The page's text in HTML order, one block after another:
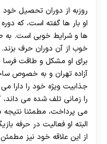
روزبه از دوران تحصیل
او بار ها گفته است، که
ها و شرایط خوبی است. به
خوب از آن دوران حرف
برای او مشکل و طاقت فرسا
آزاده تهران و به خصوص
جذابیت ویژه خود را دارا
را زمانی تلف شده می داند،
می پرداخت، مطمئنا
البته او فعالیت در حرفه
از این علاقه خود نیز